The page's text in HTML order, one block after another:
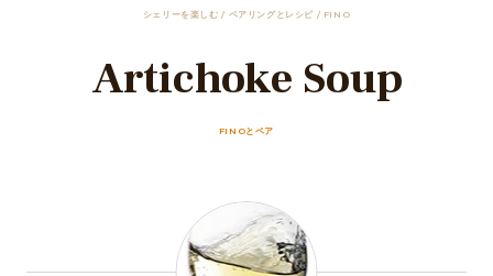
シェリーを楽しむ/ ペアリングとレシピ / FINO
Artichoke Soup
FINOとペア